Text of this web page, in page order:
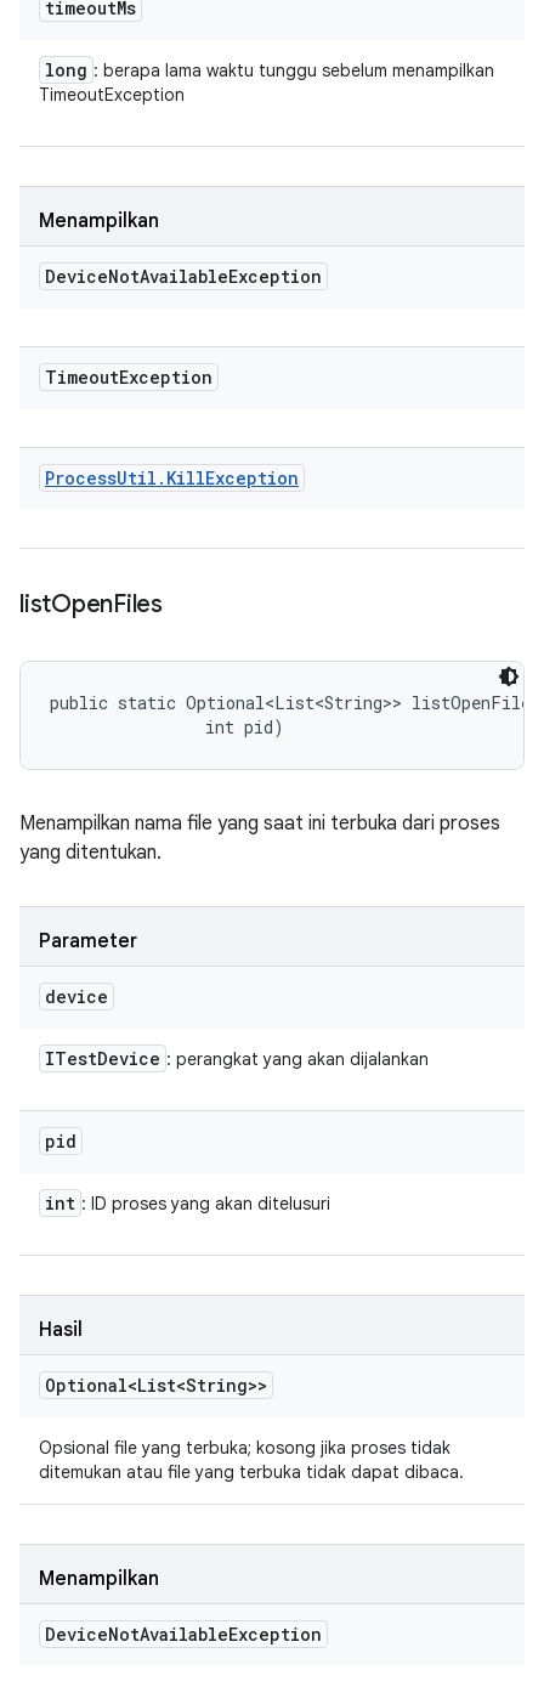
timeoutMs
long : berapa lama waktu tunggu sebelum menampilkan
TimeoutException
Menampilkan
DeviceNotAvailableException
TimeoutException
ProcessUtil . KillException
listOpenFiles
public static Optional<List<String>>
                int pid)
Menampilkan nama file yang saat ini terbuka dari proses
yang ditentukan.
Parameter
device
ITestDevice : perangkat yang akan dijalankan
pid
int : ID proses yang akan ditelusuri
Hasil
Optional<List<String>>
Opsional file yang terbuka; kosong jika proses tidak
ditemukan atau file yang terbuka tidak dapat dibaca.
Menampilkan
DeviceNotAvailableException